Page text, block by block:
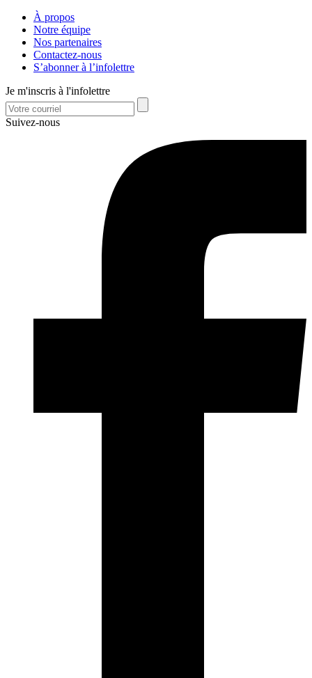
À propos
Notre équipe
Nos partenaires
Contactez-nous
S’abonner à l’infolettre
Je m'inscris à l'infolettre
Suivez-nous